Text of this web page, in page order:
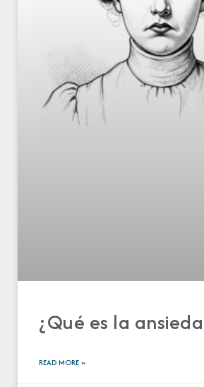
¿Qué es la
READ MORE »